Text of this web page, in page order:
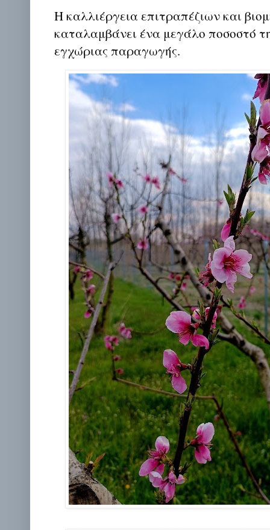
Η καλλιέργεια επιτραπέζιων και
καταλαμβάνει ένα μεγάλο ποσοστό
εγχώριας παραγωγής.